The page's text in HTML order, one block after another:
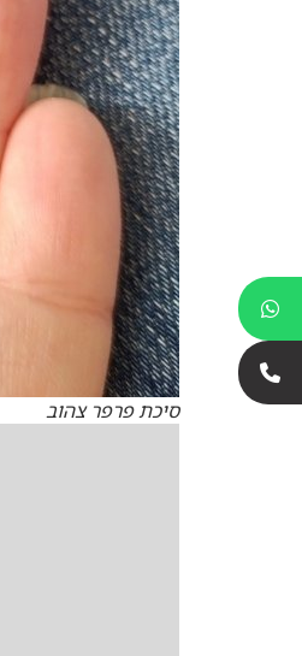
סיכת פרפר צהוב